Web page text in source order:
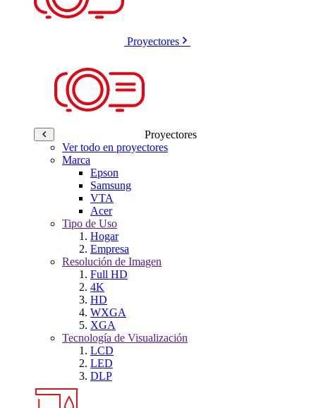
Proyectores
Proyectores
Ver todo en proyectores
Marca
Epson
Samsung
VTA
Acer
Tipo de Uso
Hogar
Empresa
Resolución de Imagen
Full HD
4K
HD
WXGA
XGA
Tecnología de Visualización
LCD
LED
DLP